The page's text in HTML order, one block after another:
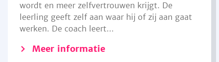
wordt en meer zelfvertrouwen krijgt. De
leerling geeft zelf aan waar hij of zij aan gaat
werken. De coach leert...
Meer informatie